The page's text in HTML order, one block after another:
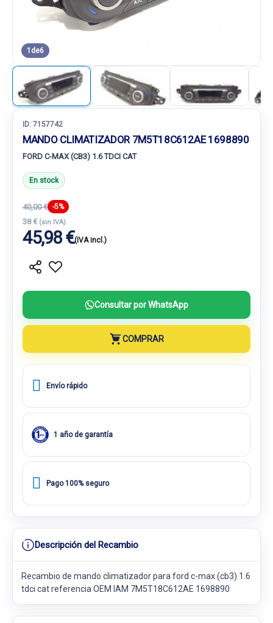
1 de6
ID: 7157742
MANDO CLIMATIZADOR 7M5T18C612AE 1698890
FORD C-MAX (CB3) 1.6 TDCI CAT
En stock
40,00 € -5%
38 € (sin IVA)
45,98 €(IVA incl.)
Consultar por WhatsApp
COMPRAR
Envío rápido
1 año de garantía
Pago 100% seguro
Descripción del Recambio
Recambio de mando climatizador para ford c-max (cb3) 1.6
tdci cat referencia OEM IAM 7M5T18C612AE 1698890